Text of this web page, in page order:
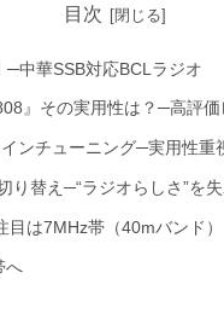
目次
─中華SSB対応BCLラジオ
』その実用性は？─高評
ンチューニング─実用性重
り替え─“ラジオらしさ”を
は7MHz帯（40mバンド）
へ